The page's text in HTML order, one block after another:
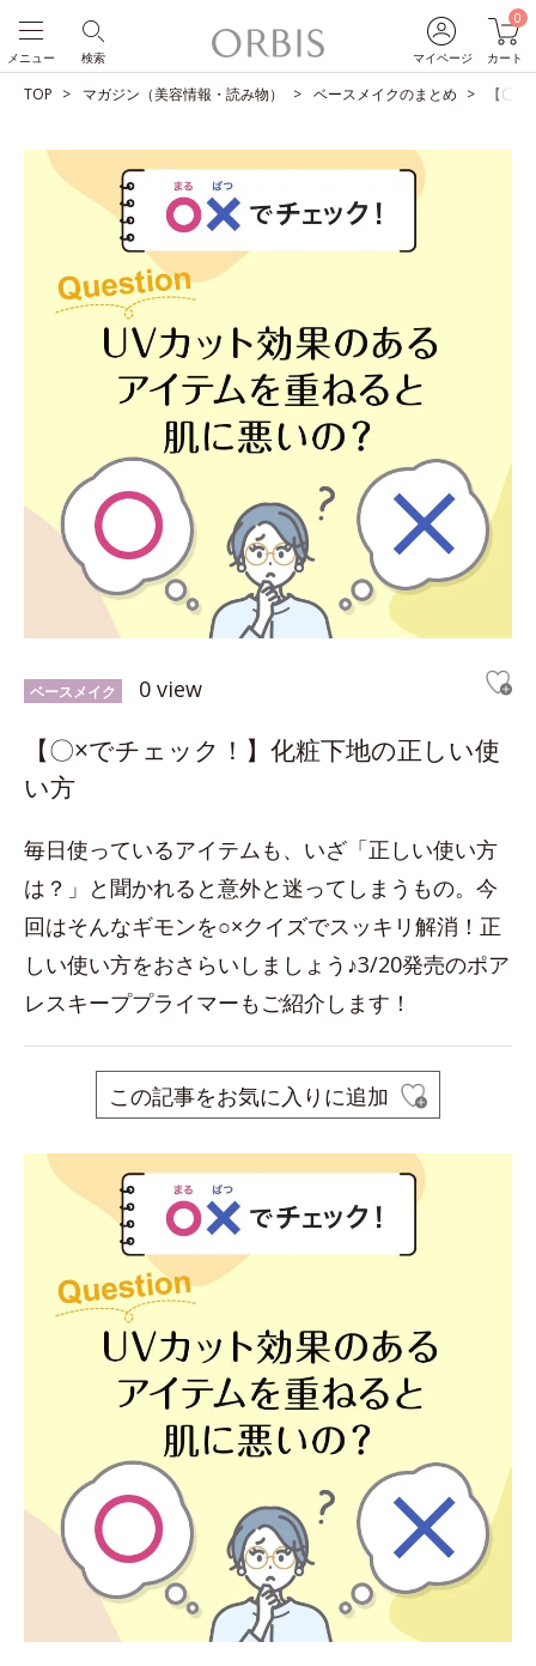
マイページ
0
カート
検索
メニュー
TOP マガジン（美容情報・読み物） ベースメイクのまとめ 【〇×
ベースメイク 0 view
【〇×でチェック！】化粧下地の正しい使
い方
毎日使っているアイテムも、いざ「正しい使い方
は？」と聞かれると意外と迷ってしまうもの。今
回はそんなギモンを○×クイズでスッキリ解消！正
しい使い方をおさらいしましょう♪3/20発売のポア
レスキーププライマーもご紹介します！
この記事をお気に入りに追加